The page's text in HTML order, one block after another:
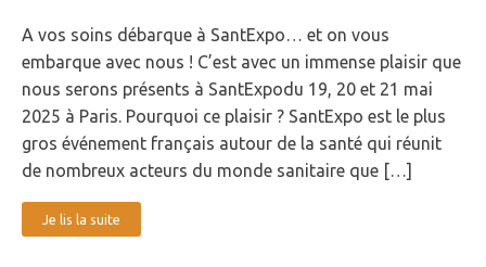
A vos soins débarque à SantExpo… et on vous
embarque avec nous ! C’est avec un immense plaisir que
nous serons présents à SantExpodu 19, 20 et 21 mai
2025 à Paris. Pourquoi ce plaisir ? SantExpo est le plus
gros événement français autour de la santé qui réunit
de nombreux acteurs du monde sanitaire que […]
Je lis la suite